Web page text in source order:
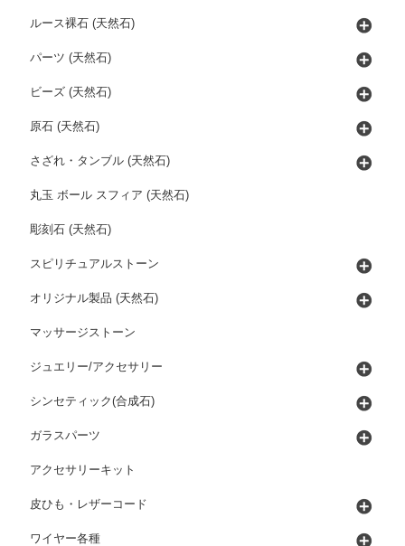
ルース裸石 (天然石)
パーツ (天然石)
ビーズ (天然石)
原石 (天然石)
さざれ・タンブル (天然石)
丸玉 ボール スフィア (天然石)
彫刻石 (天然石)
スピリチュアルストーン
オリジナル製品 (天然石)
マッサージストーン
ジュエリー/アクセサリー
シンセティック(合成石)
ガラスパーツ
アクセサリーキット
皮ひも・レザーコード
ワイヤー各種